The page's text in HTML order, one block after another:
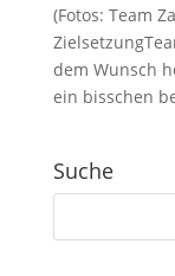
(Fotos: Team
dem Wunsch
ein bisschen
Suche